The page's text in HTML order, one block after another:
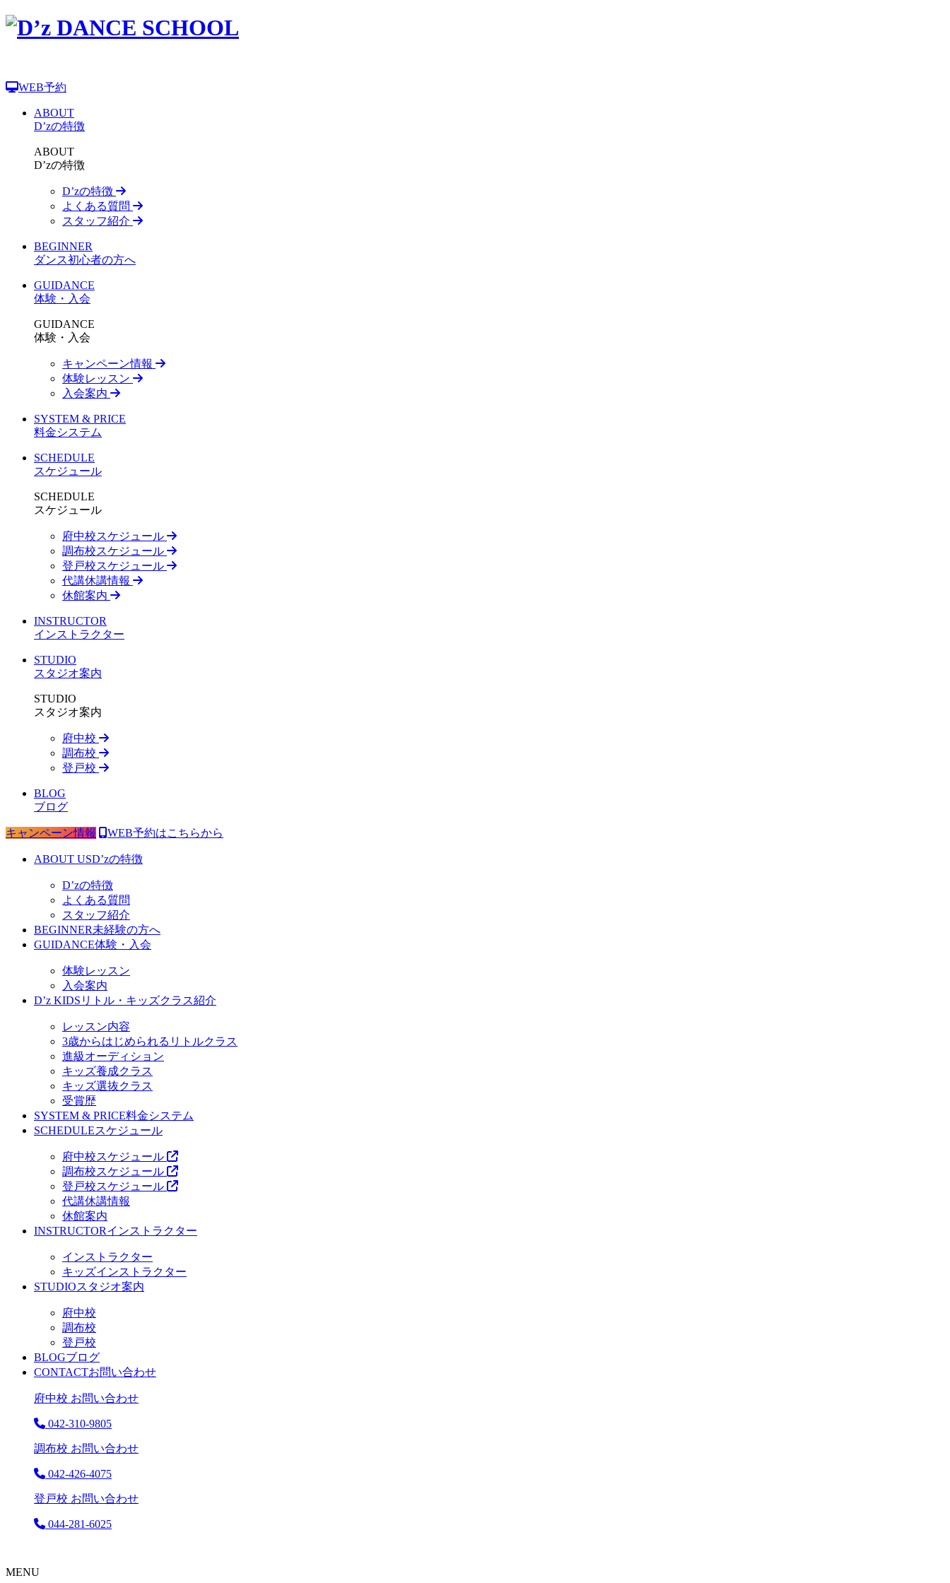
WEB予約
ABOUT
D’zの特徴
ABOUT
D’zの特徴
D’zの特徴
よくある質問
スタッフ紹介
BEGINNER
ダンス初心者の方へ
GUIDANCE
体験・入会
GUIDANCE
体験・入会
キャンペーン情報
体験レッスン
入会案内
SYSTEM & PRICE
料金システム
SCHEDULE
スケジュール
SCHEDULE
スケジュール
府中校スケジュール
調布校スケジュール
登戸校スケジュール
代講休講情報
休館案内
INSTRUCTOR
インストラクター
STUDIO
スタジオ案内
STUDIO
スタジオ案内
府中校
調布校
登戸校
BLOG
ブログ
キャンペーン情報 WEB予約はこちらから
ABOUT USD’zの特徴
D’zの特徴
よくある質問
スタッフ紹介
BEGINNER未経験の方へ
GUIDANCE体験・入会
体験レッスン
入会案内
D’z KIDS リトル・キッズクラス紹介
レッスン内容
3歳からはじめられるリトルクラス
進級オーディション
キッズ養成クラス
キッズ選抜クラス
受賞歴
SYSTEM & PRICE料金システム
SCHEDULEスケジュール
府中校スケジュール
調布校スケジュール
登戸校スケジュール
代講休講情報
休館案内
INSTRUCTORインストラクター
インストラクター
キッズインストラクター
STUDIOスタジオ案内
府中校
調布校
登戸校
BLOGブログ
CONTACTお問い合わせ
府中校 お問い合わせ
042-310-9805
調布校 お問い合わせ
042-426-4075
登戸校 お問い合わせ
044-281-6025
MENU